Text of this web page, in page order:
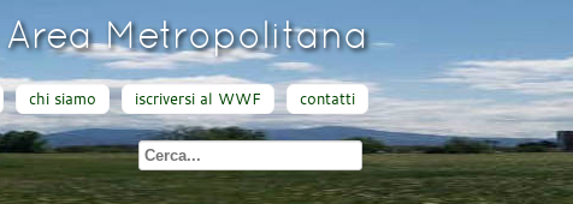
Metropolitana
chi siamo iscriversi al WWF contatti